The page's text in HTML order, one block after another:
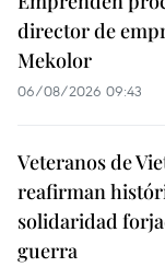
director de
Mekolor
06/08/2026 09:43
Veteranos de
reafirman
solidaridad
guerra